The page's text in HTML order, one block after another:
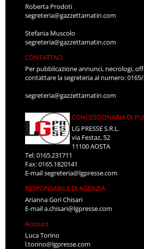
Roberta Prodoti
segreteria@gazzettamatin.com
Stefania Muscolo
segreteria@gazzettamatin.com
CONTATTACI
Per pubblicazione annunci, necrologi,
contattare la segreteria al numero: 0165/
segreteria@gazzettamatin.com
CONCESSIONARIA DI
LG PRESSE S.R.L.
via Festaz, 52
11100 AOSTA
Tel: 0165.231711
Fax: 0165.1820141
E-mailsegreteria@lgpresse.com
RESPONSABILE DI AGENZIA
Arianna Gori Chisari
E-maila.chisari@lgpresse.com
Account
Luca Torino
l.torino@lgpresse.com